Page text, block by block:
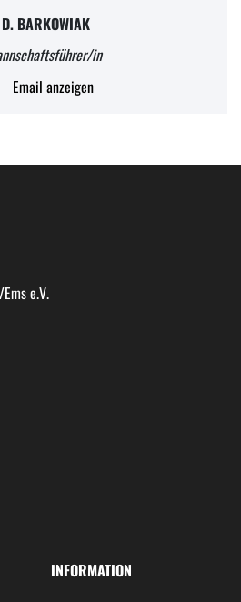
BARKOWIAK
in
Email anzeigen
e.V.
INFORMATION